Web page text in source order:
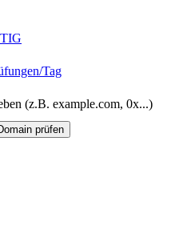
Tag
(z.B. example.com, 0x...)
prüfen